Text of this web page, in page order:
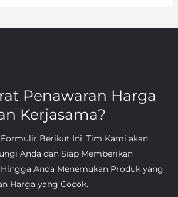
Penawaran Harga
Kerjasama?
Berikut Ini, Tim Kami akan
Anda dan Siap Memberikan
Anda Menemukan Produk yang
Harga yang Cocok.